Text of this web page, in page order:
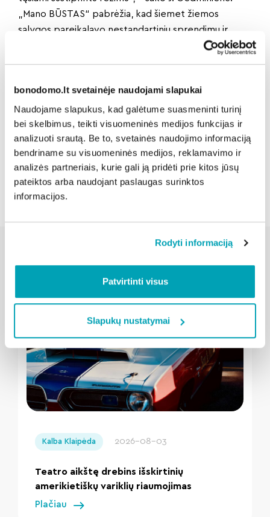
bonodomo.lt svetainėje naudojami slapukai
Naudojame slapukus, kad galėtume suasmeninti turinį
bei skelbimus, teikti visuomeninės medijos funkcijas ir
analizuoti srautą. Be to, svetainės naudojimo informaciją
bendriname su visuomeninės medijos, reklamavimo ir
analizės partneriais, kurie gali ją pridėti prie kitos jūsų
pateiktos arba naudojant paslaugas surinktos
informacijos.
Rodyti informaciją
Patvirtinti visus
Slapukų nustatymai
„Mano BŪSTAS“ pabrėžia, kad šiemet žiemos
sąlygos pareikalavo nestandartinių sprendimų ir
daugiau laiko, tačiau prioritetas išlieka tas pats –
Dalintis naujiena:
Atgal
Susijusios naujienos
Kalba Klaipėda 2026-08-03
Teatro aikštę drebins išskirtinių
amerikietiškų variklių riaumojimas
Plačiau